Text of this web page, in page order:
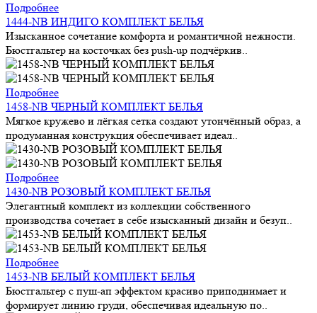
Подробнее
1444-NB ИНДИГО КОМПЛЕКТ БЕЛЬЯ
Изысканное сочетание комфорта и романтичной нежности.
Бюстгальтер на косточках без push-up подчёркив..
Подробнее
1458-NB ЧЕРНЫЙ КОМПЛЕКТ БЕЛЬЯ
Мягкое кружево и лёгкая сетка создают утончённый образ, а
продуманная конструкция обеспечивает идеал..
Подробнее
1430-NB РОЗОВЫЙ КОМПЛЕКТ БЕЛЬЯ
Элегантный комплект из коллекции собственного
производства сочетает в себе изысканный дизайн и безуп..
Подробнее
1453-NB БЕЛЫЙ КОМПЛЕКТ БЕЛЬЯ
Бюстгальтер с пуш-ап эффектом красиво приподнимает и
формирует линию груди, обеспечивая идеальную по..